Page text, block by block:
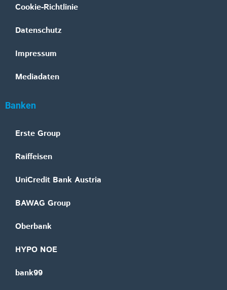
Cookie-Richtlinie
Datenschutz
Impressum
Mediadaten
Banken
Erste Group
Raiffeisen
UniCredit Bank Austria
BAWAG Group
Oberbank
HYPO NOE
bank99